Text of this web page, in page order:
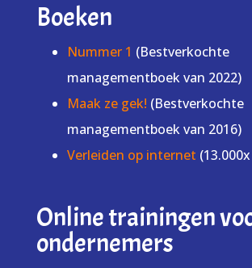
Boeken
Nummer 1 (Bestverkochte
managementboek van 2022)
Maak ze gek! (Bestverkochte
managementboek van 2016)
Verleiden op internet
Online trainingen
ondernemers